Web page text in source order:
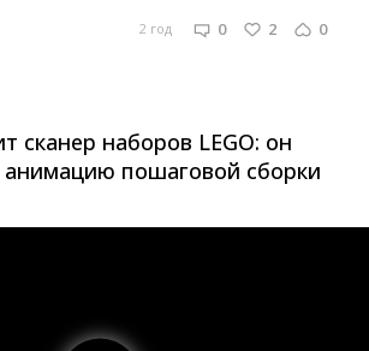
2 год 0 2 0
сканер наборов LEGO: он
анимацию пошаговой сборки